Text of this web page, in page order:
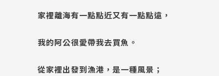
家裡離海有一點點近又有一點點遠，
我的阿公很愛帶我去買魚。
從家裡出發到漁港，是一種風景；